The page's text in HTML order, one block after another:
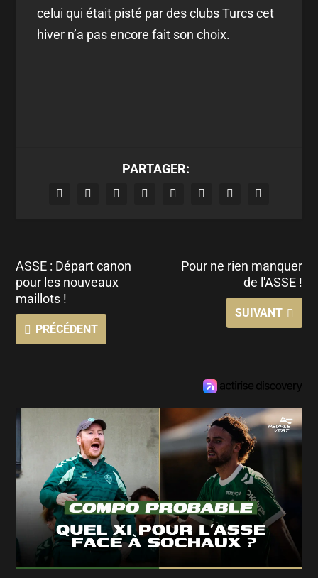
celui qui était pisté par des clubs Turcs cet
hiver n’a pas encore fait son choix.
PARTAGER:
ASSE : Départ canon
pour les nouveaux
maillots !
PRÉCÉDENT
Pour ne rien manquer
de l'ASSE !
SUIVANT